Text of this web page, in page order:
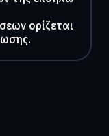
ορίζεται